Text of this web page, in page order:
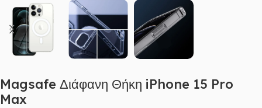
Magsafe Διάφανη Θήκη iPhone 15 Pro
Max